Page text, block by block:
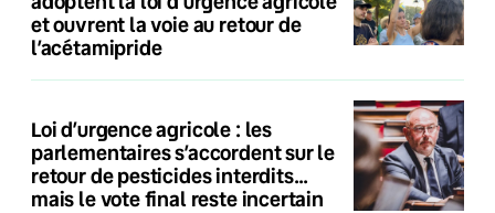
et ouvrent la voie au retour de
l’acétamipride
Loi d’urgence agricole : les
parlementaires s’accordent sur le
retour de pesticides interdits…
mais le vote final reste incertain